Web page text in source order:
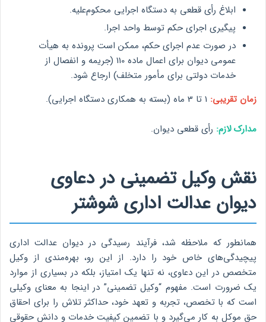
ابلاغ رأی قطعی به دستگاه اجرایی محکوم‌علیه.
پیگیری اجرای حکم توسط واحد اجرا.
در صورت عدم اجرای حکم، ممکن است پرونده به هیأت
عمومی دیوان برای اعمال ماده 110 (جریمه و انفصال از
خدمات دولتی برای مأمور متخلف) ارجاع شود.
زمان تقریبی:
مدارک لازم: رأی قطعی دیوان.
نقش وکیل تضمینی در دعاوی
دیوان عدالت اداری شوشتر
همانطور که ملاحظه شد، فرآیند رسیدگی در دیوان عدالت اداری
پیچیدگی‌های خاص خود را دارد. از این رو، بهره‌مندی از وکیل
متخصص در این دعاوی، نه تنها یک امتیاز، بلکه در بسیاری از موارد
یک ضرورت است. مفهوم “وکیل تضمینی” در اینجا به معنای وکیلی
است که با تخصص، تجربه و تعهد خود، حداکثر تلاش را برای احقاق
حق موکل به کار می‌گیرد و با تضمین کیفیت خدمات و دانش حقوقی